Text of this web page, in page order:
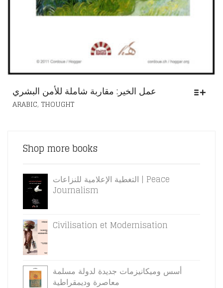
عمل الخير: مقاربة شاملة للأمن البشري
ARABIC, THOUGHTTHIS
VARIANTS.
THE
MAY
BE
THE
PRODUCT
Shop more books
التغطية الإعلامية للنزاعات | Peace
Journalism
Civilisation et Modernisation
أسس وميكانيزمات جديدة لدولة مسلمة
معاصرة وديمقراطية